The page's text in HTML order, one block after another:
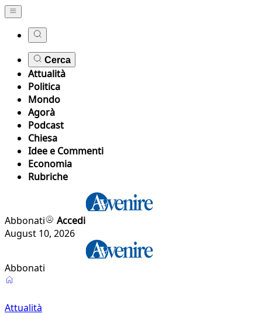
Cerca
Attualità
Politica
Mondo
Agorà
Podcast
Chiesa
Idee e Commenti
Economia
Rubriche
Abbonati
Accedi
August 10, 2026
Abbonati
Attualità